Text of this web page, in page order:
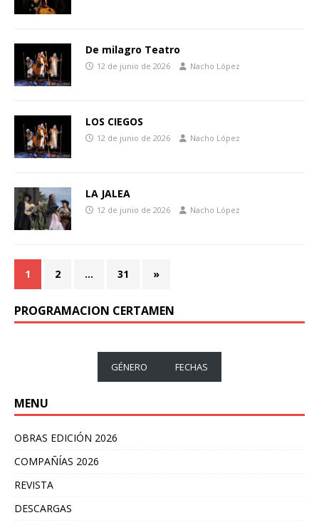
De milagro Teatro
12 de junio de 2026 Nacho López
LOS CIEGOS
12 de junio de 2026 Nacho López
LA JALEA
12 de junio de 2026 Nacho López
1 2 … 31 »
PROGRAMACION CERTAMEN
GÉNERO FECHAS
MENU
OBRAS EDICIÓN 2026
COMPAÑÍAS 2026
REVISTA
DESCARGAS